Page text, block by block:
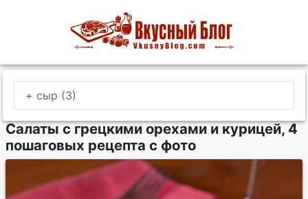
+ сыр (3)
Салаты с грецкими орехами и курицей, 4
пошаговых рецепта с фото